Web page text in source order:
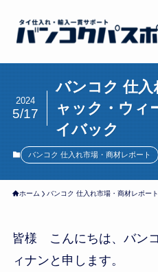
バンコク 仕
ャック・ウィ
イバック
2024
5/17
バンコク 仕入れ市場・商材レポート
ホーム バンコク 仕入れ市場・商材レポート
皆様 こんにちは、バン
ィナンと申します。